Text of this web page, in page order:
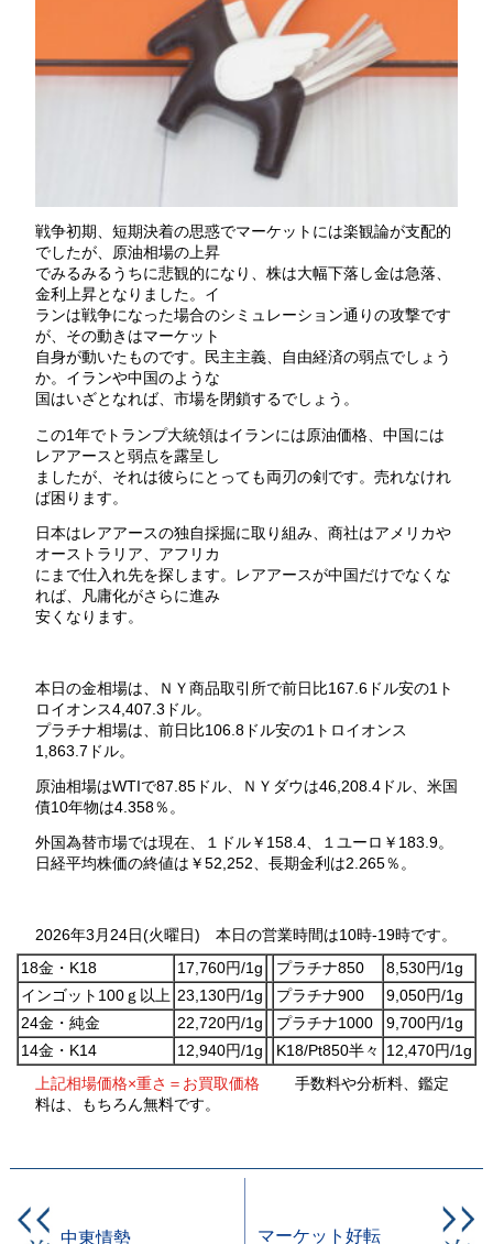
戦争初期、短期決着の思惑でマーケットには楽観論が支配的
でしたが、原油相場の上昇
でみるみるうちに悲観的になり、株は大幅下落し金は急落、
金利上昇となりました。イ
ランは戦争になった場合のシミュレーション通りの攻撃です
が、その動きはマーケット
自身が動いたものです。民主主義、自由経済の弱点でしょう
か。イランや中国のような
国はいざとなれば、市場を閉鎖するでしょう。
この1年でトランプ大統領はイランには原油価格、中国には
レアアースと弱点を露呈し
ましたが、それは彼らにとっても両刃の剣です。売れなけれ
ば困ります。
日本はレアアースの独自採掘に取り組み、商社はアメリカや
オーストラリア、アフリカ
にまで仕入れ先を探します。レアアースが中国だけでなくな
れば、凡庸化がさらに進み
安くなります。
本日の金相場は、ＮＹ商品取引所で前日比167.6ドル安の1ト
ロイオンス4,407.3ドル。
プラチナ相場は、前日比106.8ドル安の1トロイオンス
1,863.7ドル。
原油相場はWTIで87.85ドル、ＮＹダウは46,208.4ドル、米国
債10年物は4.358％。
外国為替市場では現在、１ドル￥158.4、１ユーロ￥183.9。
日経平均株価の終値は￥52,252、長期金利は2.265％。
2026年3月24日(火曜日) 本日の営業時間は10時-19時です。
18金・K18
17,760円/1g プラチナ850
8,530円/1g
インゴット100ｇ以上 23,130円/1g プラチナ900
9,050円/1g
24金・純金
22,720円/1g プラチナ1000
9,700円/1g
14金・K14
12,940円/1g K18/Pt850半々
12,470円/1g
上記相場価格×重さ＝お買取価格手数料や分析料、鑑定
料は、もちろん無料です。
中東情勢 マーケット好転